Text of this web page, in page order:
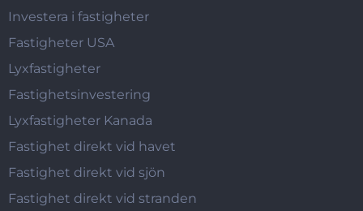
Investera i fastigheter
Fastigheter USA
Lyxfastigheter
Fastighetsinvestering
Lyxfastigheter Kanada
Fastighet direkt vid havet
Fastighet direkt vid sjön
Fastighet direkt vid stranden